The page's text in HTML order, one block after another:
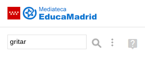
Saltar navegación
Palabra o frase: BúsquedaAyuda
(en